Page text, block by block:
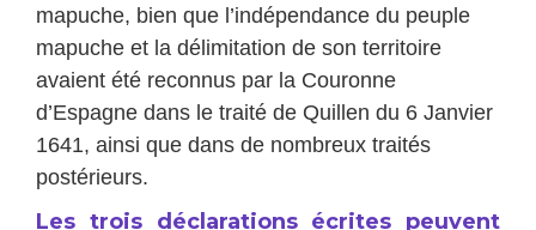
mapuche, bien que l’indépendance du peuple
mapuche et la délimitation de son territoire
avaient été reconnus par la Couronne
d’Espagne dans le traité de Quillen du 6 Janvier
1641, ainsi que dans de nombreux traités
postérieurs.
Les trois déclarations écrites peuvent